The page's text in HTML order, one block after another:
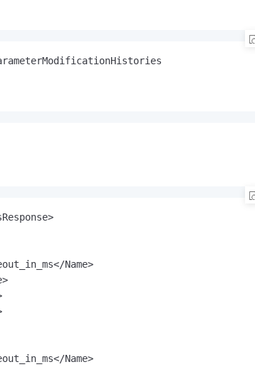
Name>
Name>